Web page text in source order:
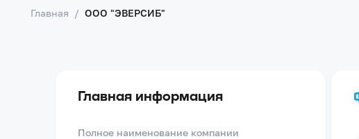
Главная / ООО "ЭВЕРСИБ"
Главная информация
Полное наименование компании